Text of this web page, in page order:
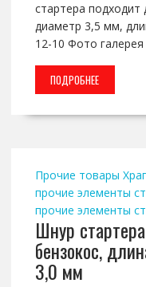
стартера подходит
диаметр 3,5 мм,
12-10 Фото галерея
ПОДРОБНЕЕ
Прочие товары
прочие элементы
прочие элементы
Шнур
бензокос,
3,0 мм